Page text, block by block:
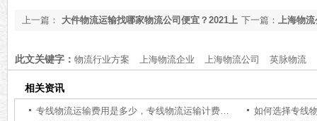
下一篇： 上海物
上一篇：
大件物流运输找哪家物流公司便宜？2021上
此文关键字： 物流行业方案 上海物流企业 上海物流公司 英脉物流
相关资讯
专线物流运输费用是多少，专线物流运输计费方式【获取报价】